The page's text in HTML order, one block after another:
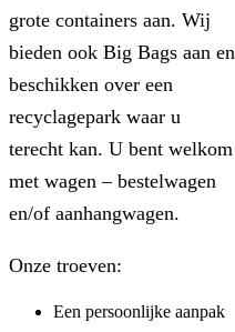
grote containers aan. Wij
bieden ook Big Bags aan en
beschikken over een
recyclagepark waar u
terecht kan. U bent welkom
met wagen – bestelwagen
en/of aanhangwagen.
Onze troeven:
Een persoonlijke aanpak